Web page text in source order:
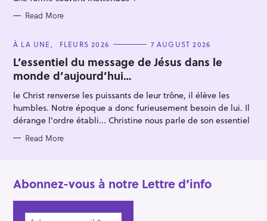
Read More
C
T
E
G
O
R
I
E
S
À LA UNE FLEURS 2026 7 AUGUST 2026
L’essentiel du message de Jésus dans le
monde d’aujourd’hui…
le Christ renverse les puissants de leur trône, il élève les
humbles. Notre époque a donc furieusement besoin de lui. Il
dérange l'ordre établi... Christine nous parle de son essentiel
Read More
Abonnez-vous à notre Lettre d’info